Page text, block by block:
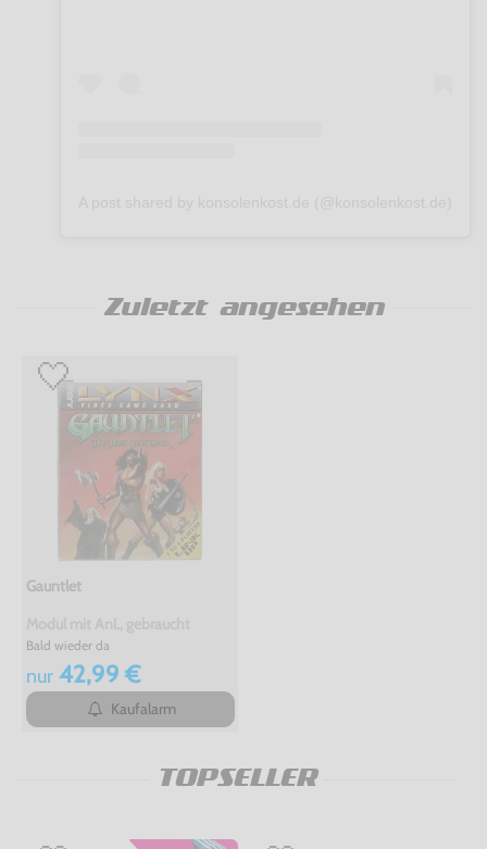
Zuletzt angesehen
Gauntlet
Bald wieder da
nur42,99 €
Kaufalarm
TOPSELLER